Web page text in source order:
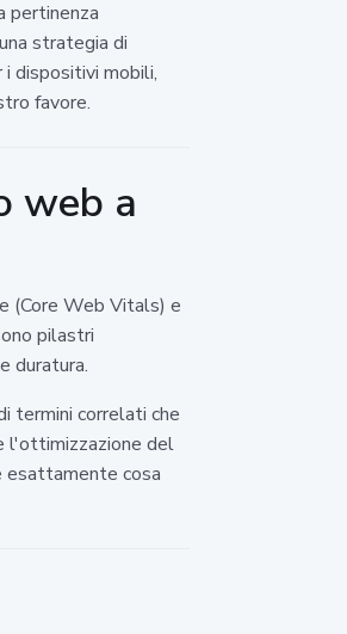
pertinenza
strategia di
dispositivi mobili,
favore.
web a
(Core Web Vitals) e
pilastri
duratura.
termini correlati che
l'ottimizzazione del
esattamente cosa